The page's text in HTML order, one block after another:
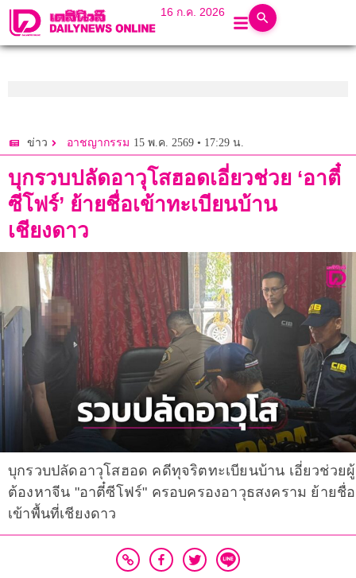
16 ก.ค. 2026
ข่าว อาชญากรรม 15 พ.ค. 2569 • 17:29 น.
บุกรวบปลัดอาวุโสฮอดเอี่ยวช่วย ‘อาตี๋
ซีโฟร์’ ย้ายชื่อเข้าทะเบียนบ้าน
เชียงดาว
บุกรวบปลัดอาวุโสฮอด คดีทุจริตทะเบียนบ้าน เอี่ยวช่วยผู้
ต้องหาจีน "อาตี๋ซีโฟร์" ครอบครองอาวุธสงคราม ย้ายชื่อ
เข้าพื้นที่เชียงดาว